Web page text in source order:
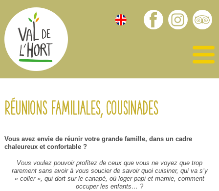
Réunions familiales, cousinades
Vous avez envie de réunir votre grande famille, dans un cadre
chaleureux et confortable ?
Vous voulez pouvoir profitez de ceux que vous ne voyez que trop
rarement sans avoir à vous soucier de savoir quoi cuisiner, qui va s’y
« coller », qui dort sur le canapé, où loger papi et mamie, comment
occuper les enfants… ?